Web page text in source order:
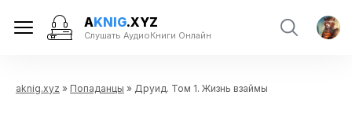
AKNIG.XYZ
Слушать АудиоКниги Онлайн
aknig.xyz » Попаданцы » Друид. Том 1. Жизнь взаймы